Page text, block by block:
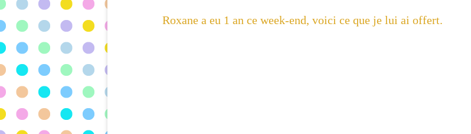
Roxane a eu 1 an ce week-end, voici ce que je lui ai offert.